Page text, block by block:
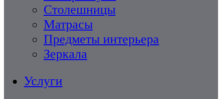
Столешницы
Матрасы
Предметы интерьера
Зеркала
Услуги